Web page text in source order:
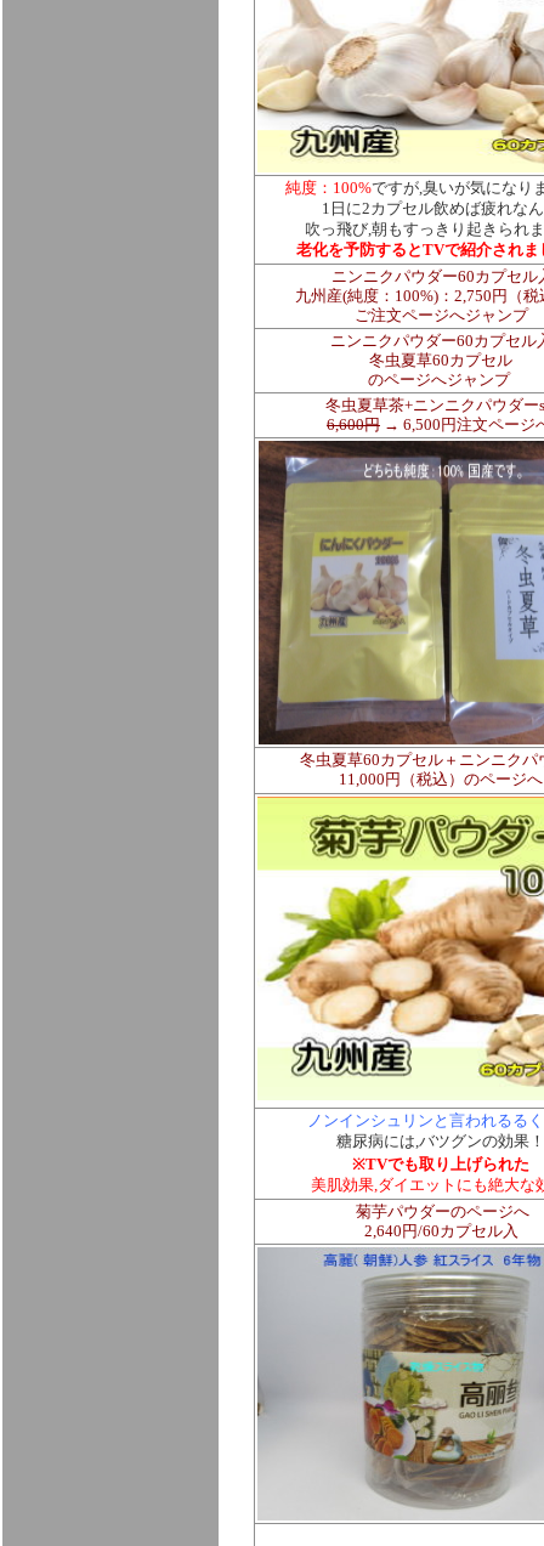
純度：100%ですが,臭いが気になり
1日に2カプセル飲めば疲れな
吹っ飛び,朝もすっきり起きられ
老化を予防するとTVで紹介されま
ニンニクパウダー60カプセル
九州産(純度：100%)：2,750円（税
ご注文ページへジャンプ
ニンニクパウダー60カプセル
冬虫夏草60カプセル
のページへジャンプ
冬虫夏草茶+ニンニクパウダー
6,600円 → 6,500円注文ページ
冬虫夏草60カプセル＋ニンニクパ
11,000円（税込）のページへ
ノンインシュリンと言われるる
糖尿病には,バツグンの効果！
※TVでも取り上げられた
美肌効果,ダイエットにも絶大な
菊芋パウダーのページへ
2,640円/60カプセル入